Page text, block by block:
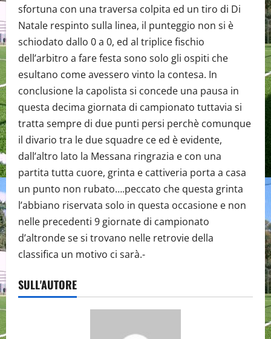
sfortuna con una traversa colpita ed un tiro di Di
Natale respinto sulla linea, il punteggio non si è
schiodato dallo 0 a 0, ed al triplice fischio
dell’arbitro a fare festa sono solo gli ospiti che
esultano come avessero vinto la contesa. In
conclusione la capolista si concede una pausa in
questa decima giornata di campionato tuttavia si
tratta sempre di due punti persi perchè comunque
il divario tra le due squadre ce ed è evidente,
dall’altro lato la Messana ringrazia e con una
partita tutta cuore, grinta e cattiveria porta a casa
un punto non rubato….peccato che questa grinta
l’abbiano riservata solo in questa occasione e non
nelle precedenti 9 giornate di campionato
d’altronde se si trovano nelle retrovie della
classifica un motivo ci sarà.-
SULL'AUTORE